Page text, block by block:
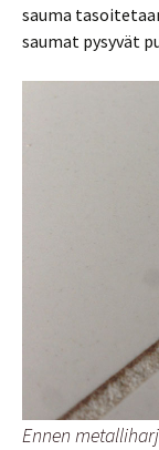
sauma
saumat pysyvät
Ennen